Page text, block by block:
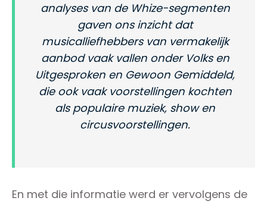
analyses van de Whize-segmenten
gaven ons inzicht dat
musicalliefhebbers van vermakelijk
aanbod vaak vallen onder Volks en
Uitgesproken en Gewoon Gemiddeld,
die ook vaak voorstellingen kochten
als populaire muziek, show en
circusvoorstellingen.
En met die informatie werd er vervolgens de